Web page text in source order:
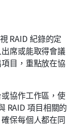
RAID 紀錄的定
席或能取得會議
目，重點放在協
協作工作區，使
RAID 項目相關的
保每個人都在同